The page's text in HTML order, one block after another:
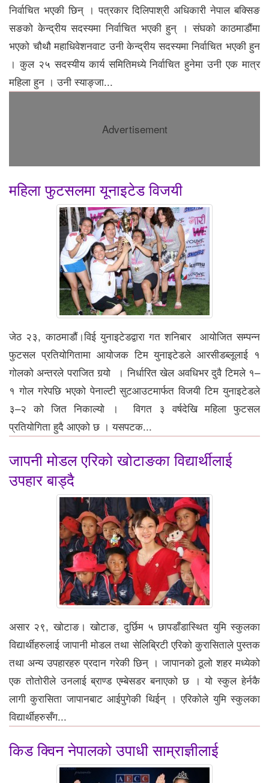
निर्वाचित भएकी छिन् । पत्रकार दिलिपाश्री अधिकारी नेपाल बक्सिङ
सङको केन्द्रीय सदस्यमा निर्वाचित भएकी हुन् । संघको काठमाडौंमा
भएको चौथौ महाधिवेशनवाट उनी केन्द्रीय सदस्यमा निर्वाचित भएकी हुन
। कुल २५ सदस्यीय कार्य समितिमध्ये निर्वाचित हुनेमा उनी एक मात्र
महिला हुन । उनी स्याङ्जा...
Advertisement
महिला फुटसलमा यूनाइटेड विजयी
जेठ २३, काठमाडौं।विई युनाइटेडद्वारा गत शनिबार आयोजित सम्पन्न
फुटसल प्रतियोगितामा आयोजक टिम युनाइटेडले आरसीडब्लूलाई १
गोलको अन्तरले पराजित गर्‍यो । निर्धारित खेल अवधिभर दुवै टिमले १–
१ गोल गरेपछि भएको पेनाल्टी सुटआउटमार्फत विजयी टिम युनाइटेडले
३–२ को जित निकाल्यो । विगत ३ वर्षदेखि महिला फुटसल
प्रतियोगिता हुदै आएको छ । यसपटक...
जापनी मोडल एरिको खोटाङका विद्यार्थीलाई
उपहार बाड्दै
असार २९, खोटाङ। खोटाङ, दुर्छिम ५ छापडाँडास्थित युमि स्कुलका
विद्यार्थीहरुलाई जापानी मोडल तथा सेलिब्रिटी एरिको कुरासिताले पुस्तक
तथा अन्य उपहारहरु प्रदान गरेकी छिन् । जापानको ठूलो शहर मध्येको
एक तोतोरीले उनलाई ब्राण्ड एम्बेसडर बनाएको छ । यो स्कुल हेर्नकै
लागी कुरासिता जापानबाट आईपुगेकी थिईन् । एरिकोले युमि स्कुलका
विद्यार्थीहरुसँग...
किड क्विन नेपालको उपाधी साम्राज्ञीलाई